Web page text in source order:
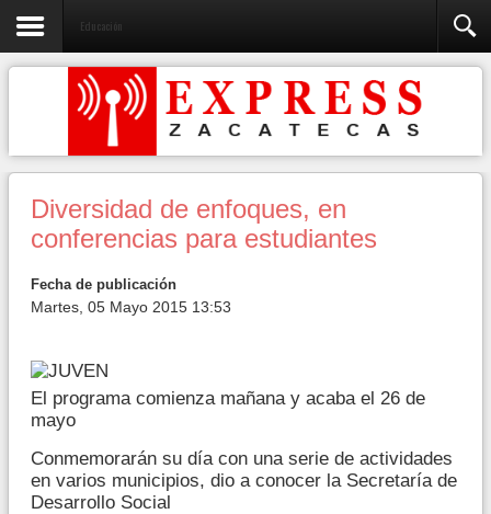
Educación
Diversidad de enfoques, en
conferencias para estudiantes
Fecha de publicación
Martes, 05 Mayo 2015 13:53
El programa comienza mañana y acaba el 26 de
mayo
Conmemorarán su día con una serie de actividades
en varios municipios, dio a conocer la Secretaría de
Desarrollo Social